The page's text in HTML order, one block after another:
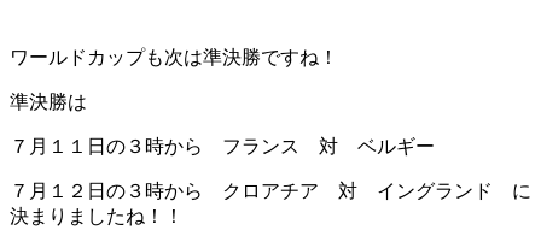
ワールドカップも次は準決勝ですね！
準決勝は
７月１１日の３時から フランス 対 ベルギー
７月１２日の３時から クロアチア 対 イングランド に
決まりましたね！！